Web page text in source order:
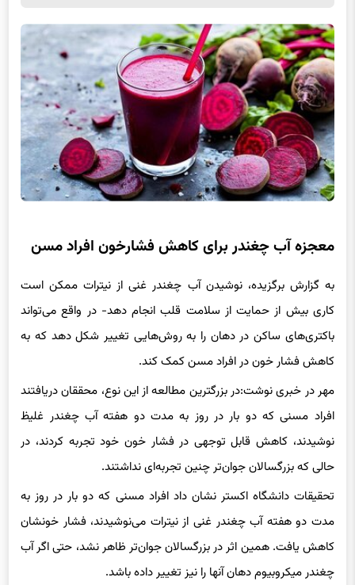
معجزه آب چغندر برای کاهش فشارخون افراد مسن
به گزارش برگزیده، نوشیدن آب چغندر غنی از نیترات ممکن است
کاری بیش از حمایت از سلامت قلب انجام دهد- در واقع می‌تواند
باکتری‌های ساکن در دهان را به روش‌هایی تغییر شکل دهد که به
کاهش فشار خون در افراد مسن کمک کند.
مهر در خبری نوشت:در بزرگترین مطالعه از این نوع، محققان دریافتند
افراد مسنی که دو بار در روز به مدت دو هفته آب چغندر غلیظ
‌نوشیدند، کاهش قابل توجهی در فشار خون خود تجربه کردند، در
حالی که بزرگسالان جوان‌تر چنین تجربه‌ای نداشتند.
تحقیقات دانشگاه اکستر نشان داد افراد مسنی که دو بار در روز به
مدت دو هفته آب چغندر غنی از نیترات می‌نوشیدند، فشار خونشان
کاهش یافت. همین اثر در بزرگسالان جوان‌تر ظاهر نشد، حتی اگر آب
چغندر میکروبیوم دهان آنها را نیز تغییر داده باشد.